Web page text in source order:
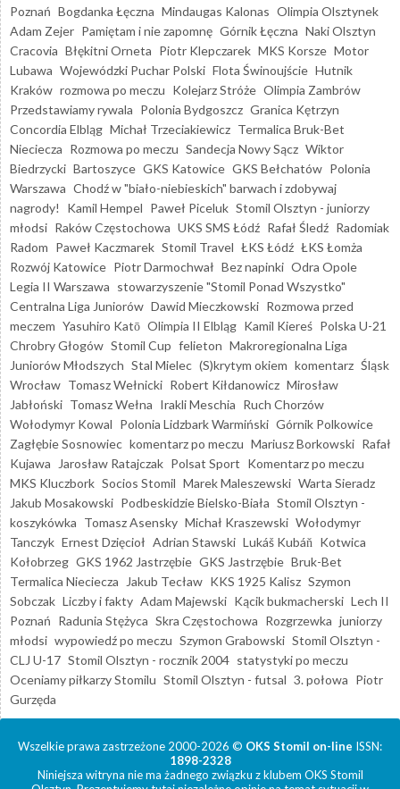
Poznań Bogdanka Łęczna Mindaugas Kalonas Olimpia Olsztynek
Adam Zejer Pamiętam i nie zapomnę Górnik Łęczna Naki Olsztyn
Cracovia Błękitni Orneta Piotr Klepczarek MKS Korsze Motor
Lubawa Wojewódzki Puchar Polski Flota Świnoujście Hutnik
Kraków rozmowa po meczu Kolejarz Stróże Olimpia Zambrów
Przedstawiamy rywala Polonia Bydgoszcz Granica Kętrzyn
Concordia Elbląg Michał Trzeciakiewicz Termalica Bruk-Bet
Nieciecza Rozmowa po meczu Sandecja Nowy Sącz Wiktor
Biedrzycki Bartoszyce GKS Katowice GKS Bełchatów Polonia
Warszawa Chodź w "biało-niebieskich" barwach i zdobywaj
nagrody!
Kamil Hempel Paweł Piceluk Stomil Olsztyn - juniorzy
młodsi Raków Częstochowa UKS SMS Łódź Rafał Śledź Radomiak
Radom Paweł Kaczmarek Stomil Travel ŁKS Łódź ŁKS Łomża
Rozwój Katowice Piotr Darmochwał Bez napinki Odra Opole
Legia II Warszawa stowarzyszenie "Stomil Ponad Wszystko"
Centralna Liga Juniorów Dawid Mieczkowski Rozmowa przed
meczem Yasuhiro Katō Olimpia II Elbląg Kamil Kiereś Polska U-21
Chrobry Głogów Stomil Cup felieton Makroregionalna Liga
Juniorów Młodszych Stal Mielec (S)krytym okiem komentarz Śląsk
Wrocław Tomasz Wełnicki Robert Kiłdanowicz Mirosław
Jabłoński Tomasz Wełna Irakli Meschia Ruch Chorzów
Wołodymyr Kowal Polonia Lidzbark Warmiński Górnik Polkowice
Zagłębie Sosnowiec komentarz po meczu Mariusz Borkowski Rafał
Kujawa
Jarosław Ratajczak Polsat Sport Komentarz po meczu
MKS Kluczbork Socios Stomil Marek Maleszewski Warta Sieradz
Jakub Mosakowski Podbeskidzie Bielsko-Biała Stomil Olsztyn -
koszykówka Tomasz Asensky Michał Kraszewski Wołodymyr
Tanczyk Ernest Dzięcioł Adrian Stawski Lukáš Kubáň Kotwica
Kołobrzeg GKS 1962 Jastrzębie GKS Jastrzębie Bruk-Bet
Termalica Nieciecza
Jakub Tecław KKS 1925 Kalisz Szymon
Sobczak Liczby i fakty Adam Majewski Kącik bukmacherski Lech II
Poznań Radunia Stężyca Skra Częstochowa Rozgrzewka juniorzy
młodsi wypowiedź po meczu Szymon Grabowski Stomil Olsztyn -
CLJ U-17 Stomil Olsztyn - rocznik 2004 statystyki po meczu
Oceniamy piłkarzy Stomilu Stomil Olsztyn - futsal 3. połowa Piotr
Gurzęda
Wszelkie prawa zastrzeżone 2000-2026 © OKS Stomil on-line ISSN:
1898-2328
Niniejsza witryna nie ma żadnego związku z klubem OKS Stomil